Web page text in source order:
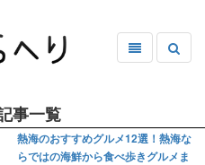
事一覧
熱海のおすすめグルメ12選！熱海な
らではの海鮮から食べ歩きグルメま